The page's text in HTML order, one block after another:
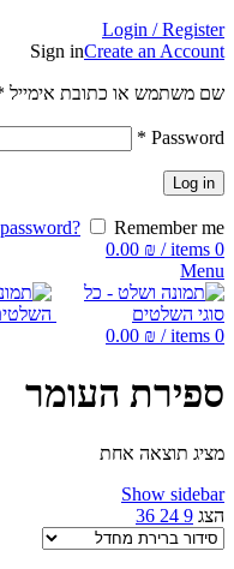
Login / Register
Sign inCreate an Account
שם משתמש או כתובת אימייל
Password
*
Log in
Remember me
0
items
/
0.00 ₪
Menu
0
items
/
0.00 ₪
ספירת העומר
מציג תוצאה אחת
Show sidebar
הצג 9
24
36